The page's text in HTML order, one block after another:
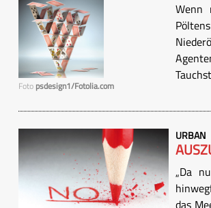
Foto psdesign1/Fotolia.com
Wenn
URBAN
„Da
das